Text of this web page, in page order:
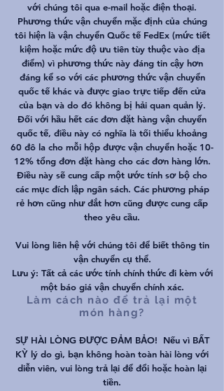
với chúng tôi qua e-mail hoặc điện thoại.
Phương thức vận chuyển mặc định của chúng
tôi hiện là vận chuyển Quốc tế FedEx (mức tiết
kiệm hoặc mức độ ưu tiên tùy thuộc vào địa
điểm) vì phương thức này đáng tin cậy hơn
đáng kể so với các phương thức vận chuyển
quốc tế khác và được giao trực tiếp đến cửa
của bạn và do đó không bị hải quan quản lý.
Đối với hầu hết các đơn đặt hàng vận chuyển
quốc tế, điều này có nghĩa là tối thiểu khoảng
60 đô la cho mỗi hộp được vận chuyển hoặc 10-
12% tổng đơn đặt hàng cho các đơn hàng lớn.
Điều này sẽ cung cấp một ước tính sơ bộ cho
các mục đích lập ngân sách. Các phương pháp
rẻ hơn cũng như đắt hơn cũng được cung cấp
theo yêu cầu.
Vui lòng liên hệ với chúng tôi để biết thông tin
vận chuyển cụ thể.
Lưu ý: Tất cả các ước tính chính thức đi kèm với
một báo giá vận chuyển chính xác.
Làm cách nào để trả lại một
món hàng?
SỰ HÀI LÒNG ĐƯỢC ĐẢM BẢO!
Nếu vì BẤT
KỲ lý do gì, bạn không hoàn toàn hài lòng với
diễn viên, vui lòng trả lại để đổi hoặc hoàn lại
tiền.